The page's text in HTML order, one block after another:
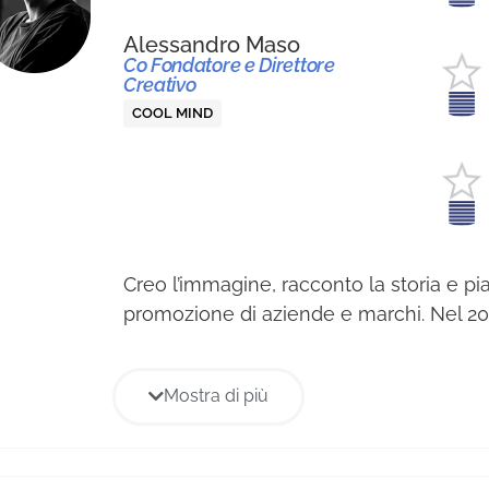
Alessandro Maso
Co Fondatore e Direttore
Creativo
COOL MIND
Creo l’immagine, racconto la storia e
promozione di aziende e marchi. Nel
di aziende e brand nei canali Web, nei
Mostra di più